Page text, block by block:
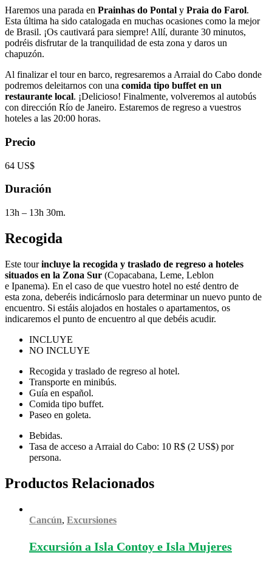
Haremos una parada en Prainhas do Pontal y Praia do Farol.
Esta última ha sido catalogada en muchas ocasiones como la mejor
de Brasil. ¡Os cautivará para siempre! Allí, durante 30 minutos,
podréis disfrutar de la tranquilidad de esta zona y daros un
chapuzón.
Al finalizar el tour en barco, regresaremos a Arraial do Cabo donde
podremos deleitarnos con una comida tipo buffet en un
restaurante local. ¡Delicioso! Finalmente, volveremos al autobús
con dirección Río de Janeiro. Estaremos de regreso a vuestros
hoteles a las 20:00 horas.
Precio
64 US$
Duración
13h – 13h 30m.
Recogida
Este tourincluye la recogida y traslado de regreso a hoteles
situados en la Zona Sur (Copacabana, Leme, Leblon
e Ipanema). En el caso de que vuestro hotel no esté dentro de
esta zona, deberéis indicárnoslo para determinar un nuevo punto de
encuentro. Si estáis alojados en hostales o apartamentos, os
indicaremos el punto de encuentro al que debéis acudir.
INCLUYE
NO INCLUYE
Recogida y traslado de regreso al hotel.
Transporte en minibús.
Guía en español.
Comida tipo buffet.
Paseo en goleta.
Bebidas.
Tasa de acceso a Arraial do Cabo: 10 R$ (2 US$) por
persona.
Productos Relacionados
Cancún, Excursiones
Excursión a Isla Contoy e Isla Mujeres